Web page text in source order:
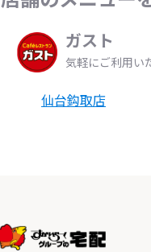
ガスト
気軽にご利用い
仙台鈎取店